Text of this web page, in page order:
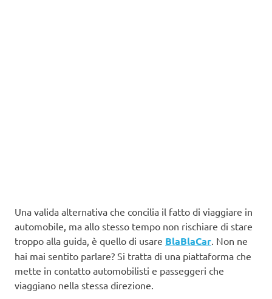
Una valida alternativa che concilia il fatto di viaggiare in
automobile, ma allo stesso tempo non rischiare di stare
troppo alla guida, è quello di usare BlaBlaCar . Non ne
hai mai sentito parlare? Si tratta di una piattaforma che
mette in contatto automobilisti e passeggeri che
viaggiano nella stessa direzione.